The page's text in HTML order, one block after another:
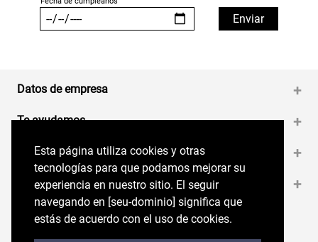
Esta página utiliza cookies y otras
tecnologías para que podamos mejorar su
experiencia en nuestro sitio. El seguir
navegando en perryellis.cl significa que estás
de acuerdo con el uso de cookies.
Esta página utiliza cookies y otras
tecnologías para que podamos mejorar su
experiencia en nuestro sitio. El seguir
navegando en [seu-dominio] significa que
estás de acuerdo con el uso de cookies.
Datos de empresa +
Te ayudamos +
Medios de pago +
Contáctanos +
Síguenos en nuestras RRSS